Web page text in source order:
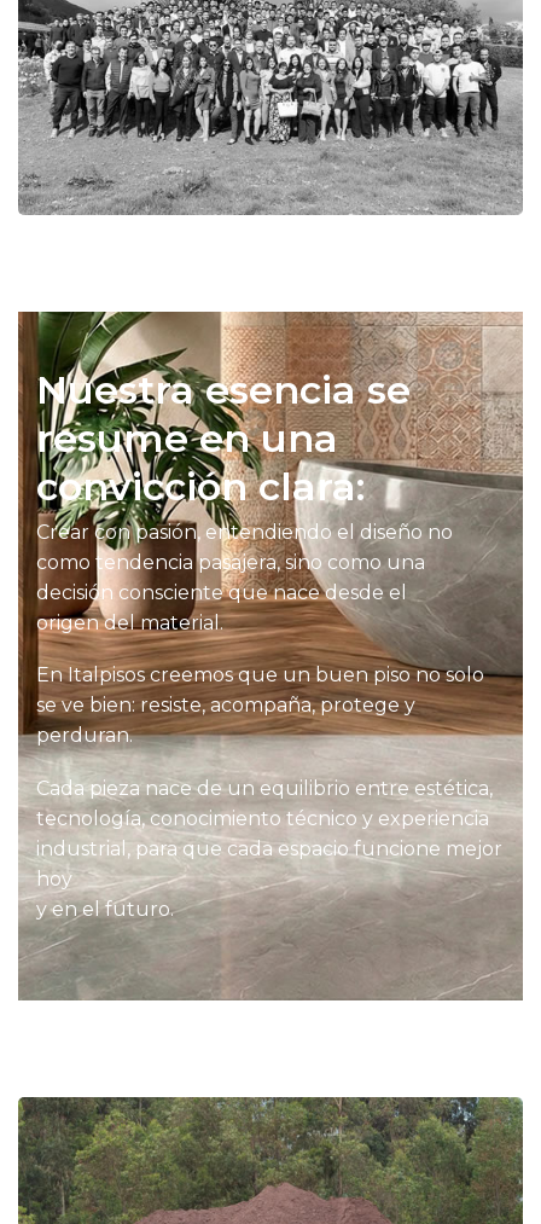
Nuestra esencia se
resume en una
convicción clara:
Crear con pasión, entendiendo el diseño no
como tendencia pasajera, sino como una
decisión consciente que nace desde el
origen del material.
En Italpisos creemos que un buen piso no solo
se ve bien: resiste, acompaña, protege y
perduran.
Cada pieza nace de un equilibrio entre estética,
tecnología, conocimiento técnico y experiencia
industrial, para que cada espacio funcione mejor
hoy
y en el futuro.